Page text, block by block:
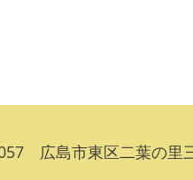
広島市東区二葉の里